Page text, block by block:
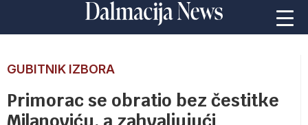
GUBITNIK IZBORA
Primorac se obratio bez čestitke